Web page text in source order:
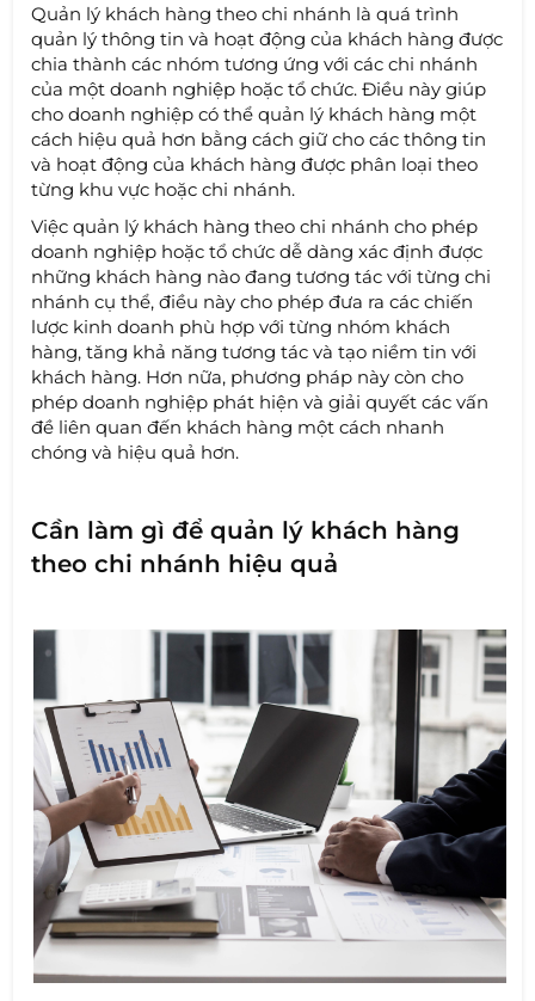
Quản lý khách hàng theo chi nhánh là quá trình
quản lý thông tin và hoạt động của khách hàng được
chia thành các nhóm tương ứng với các chi nhánh
của một doanh nghiệp hoặc tổ chức. Điều này giúp
cho doanh nghiệp có thể quản lý khách hàng một
cách hiệu quả hơn bằng cách giữ cho các thông tin
và hoạt động của khách hàng được phân loại theo
từng khu vực hoặc chi nhánh.
Việc quản lý khách hàng theo chi nhánh cho phép
doanh nghiệp hoặc tổ chức dễ dàng xác định được
những khách hàng nào đang tương tác với từng chi
nhánh cụ thể, điều này cho phép đưa ra các chiến
lược kinh doanh phù hợp với từng nhóm khách
hàng, tăng khả năng tương tác và tạo niềm tin với
khách hàng. Hơn nữa, phương pháp này còn cho
phép doanh nghiệp phát hiện và giải quyết các vấn
đề liên quan đến khách hàng một cách nhanh
chóng và hiệu quả hơn.
Cần làm gì để quản lý khách hàng
theo chi nhánh hiệu quả